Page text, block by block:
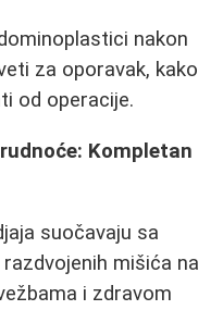
nakon
za oporavak, kako
od operacije.
Kompletan
suočavaju sa
mišića na
i zdravom